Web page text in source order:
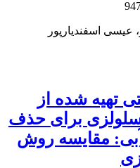
عیسی اسفندیارپور
تهیه شده از
برای حذف
مقایسه روش